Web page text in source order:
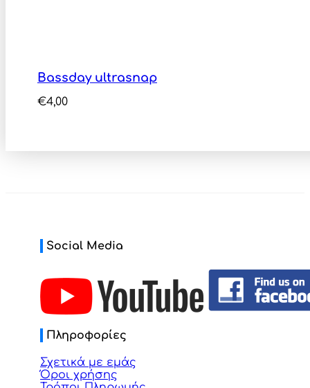
Bassday ultrasnap
€4,00
Social Media
Πληροφορίες
Σχετικά με εμάς
Όροι χρήσης